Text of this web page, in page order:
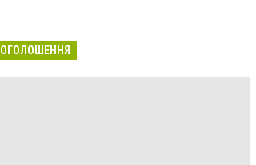
ОГОЛОШЕННЯ